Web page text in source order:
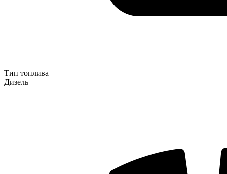
Тип топлива
Дизель